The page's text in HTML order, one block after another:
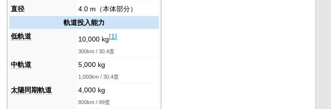
直径
4.0 m（本体部分）
軌道投入能力
低軌道
10,000 kg[1]
300km / 30.4度
中軌道 5,000 kg
1,000km / 30.4度
太陽同期軌道 4,000 kg
800km / 99度